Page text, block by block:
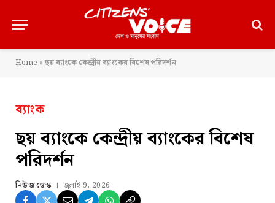
Home » ছয় ব্যাংকে কেন্দ্রীয় ব্যাংকের বিশেষ পরিদর্শন
ব্যাংক
ছয় ব্যাংকে কেন্দ্রীয় ব্যাংকের বিশেষ
পরিদর্শন
নিউজ ডেস্ক জুলাই 9, 2026